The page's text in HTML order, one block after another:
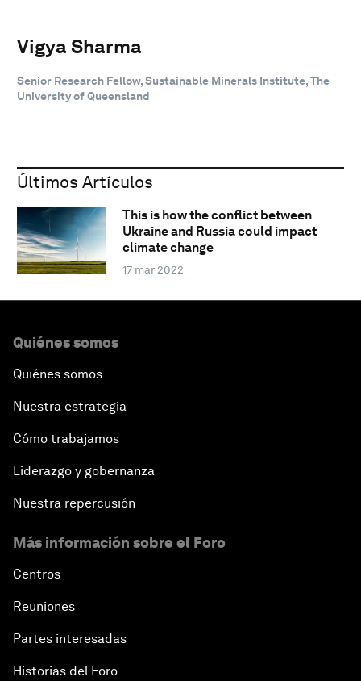
Vigya Sharma
Senior Research Fellow, Sustainable Minerals Institute, The
University of Queensland
Últimos Artículos
This is how the conflict between
Ukraine and Russia could impact
climate change
17 mar 2022
Quiénes somos
Quiénes somos
Nuestra estrategia
Cómo trabajamos
Liderazgo y gobernanza
Nuestra repercusión
Más información sobre el Foro
Centros
Reuniones
Partes interesadas
Historias del Foro